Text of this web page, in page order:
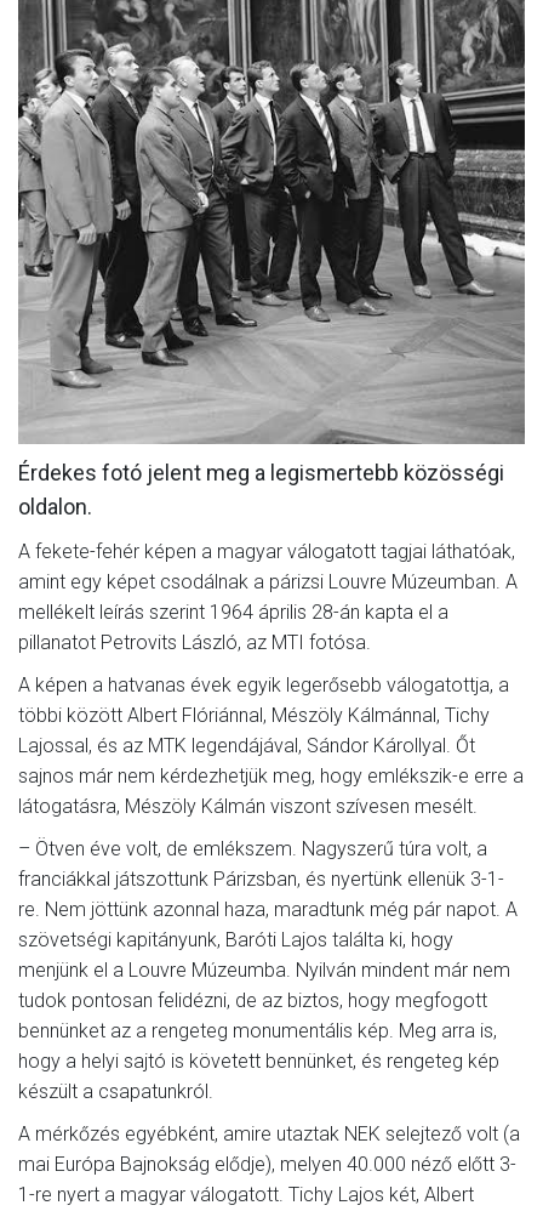
MÉRKŐZÉSEK
KLUB
GALÉRIA
SZURKOLÓI ÉLMÉNYEK
AKKREDITÁCIÓ
Érdekes fotó jelent meg a legismertebb közösségi
oldalon.
A fekete-fehér képen a magyar válogatott tagjai láthatóak,
amint egy képet csodálnak a párizsi Louvre Múzeumban. A
mellékelt leírás szerint 1964 április 28-án kapta el a
pillanatot Petrovits László, az MTI fotósa.
A képen a hatvanas évek egyik legerősebb válogatottja, a
többi között Albert Flóriánnal, Mészöly Kálmánnal, Tichy
Lajossal, és az MTK legendájával, Sándor Károllyal. Őt
sajnos már nem kérdezhetjük meg, hogy emlékszik-e erre a
látogatásra, Mészöly Kálmán viszont szívesen mesélt.
– Ötven éve volt, de emlékszem. Nagyszerű túra volt, a
franciákkal játszottunk Párizsban, és nyertünk ellenük 3-1-
re. Nem jöttünk azonnal haza, maradtunk még pár napot. A
szövetségi kapitányunk, Baróti Lajos találta ki, hogy
menjünk el a Louvre Múzeumba. Nyilván mindent már nem
tudok pontosan felidézni, de az biztos, hogy megfogott
bennünket az a rengeteg monumentális kép. Meg arra is,
hogy a helyi sajtó is követett bennünket, és rengeteg kép
készült a csapatunkról.
A mérkőzés egyébként, amire utaztak NEK selejtező volt (a
mai Európa Bajnokság elődje), melyen 40.000 néző előtt 3-
1-re nyert a magyar válogatott. Tichy Lajos két, Albert